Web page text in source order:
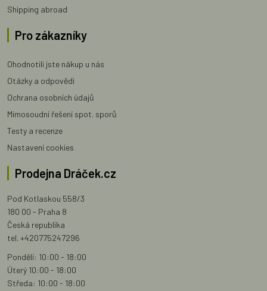
Shipping abroad
Pro zákazníky
Ohodnotili jste nákup u nás
Otázky a odpovědi
Ochrana osobních údajů
Mimosoudní řešení spot. sporů
Testy a recenze
Nastavení cookies
Prodejna Dráček.cz
Pod Kotlaskou 558/3
180 00 - Praha 8
Česká republika
tel. +420775247296
Pondělí: 10:00 - 18:00
Úterý 10:00 - 18:00
Středa: 10:00 - 18:00